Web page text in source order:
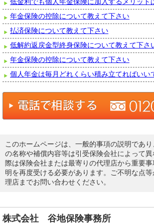
年金保険の控除について教えて下さい
払済保険について教えて下さい
低解約返戻金型終身保険について教えて下さ
年金保険の控除について教えて下さい
個人年金は毎月どれくらい積み立てればいい
このホームページは、一般的事項の説明であ
の名称や補償内容等は引受保険会社によって
際は保険会社または最寄りの代理店から重要
明を再度受ける必要があります。ご不明な点
理店までお問い合わせください。
株式会社 谷地保険事務所